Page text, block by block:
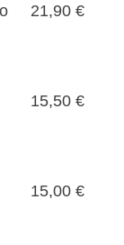
21,90 €
15,50 €
15,00 €